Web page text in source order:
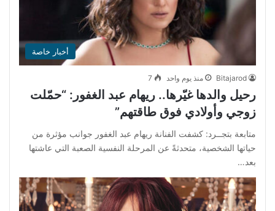
أخبار خاصة
Bitajarod منذ يوم واحد 7
رحيل والدها غيّرها.. ريهام عبد الغفور: “حمّلت
زوجي وأولادي فوق طاقتهم”
متابعة بتجــرد: كشفت الفنانة ريهام عبد الغفور جوانب مؤثرة من
حياتها الشخصية، متحدثةً عن المرحلة النفسية الصعبة التي عاشتها
بعد…